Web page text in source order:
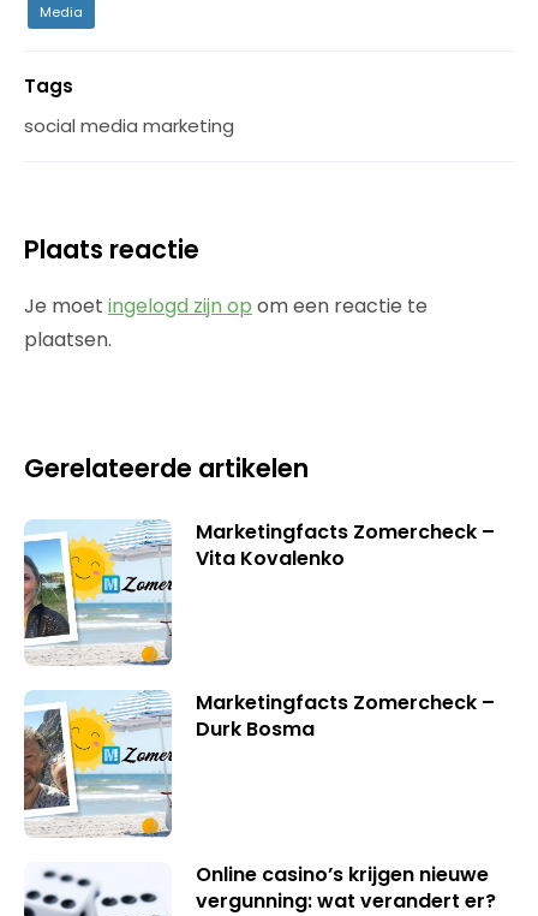
Media
Tags
social media marketing
Plaats reactie
Je moet ingelogd zijn op om een reactie te
plaatsen.
Gerelateerde artikelen
Marketingfacts Zomercheck –
Vita Kovalenko
Marketingfacts Zomercheck –
Durk Bosma
Online casino’s krijgen nieuwe
vergunning: wat verandert er?